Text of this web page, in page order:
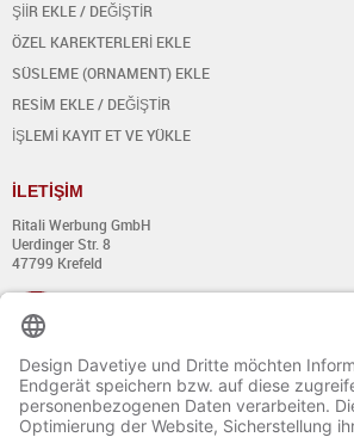
ŞİİR EKLE / DEĞİŞTİR
ÖZEL KAREKTERLERİ EKLE
SÜSLEME (ORNAMENT) EKLE
RESİM EKLE / DEĞİŞTİR
İŞLEMİ KAYIT ET VE YÜKLE
İLETİŞİM
Ritali Werbung GmbH
Uerdinger Str. 8
47799 Krefeld
+49 (0) 21 51 - 7 633 633
Pazartesi - Perşembe:
8:00´dan 13:00´a kadar
Ve 14:00´dan 17:00´a kadar